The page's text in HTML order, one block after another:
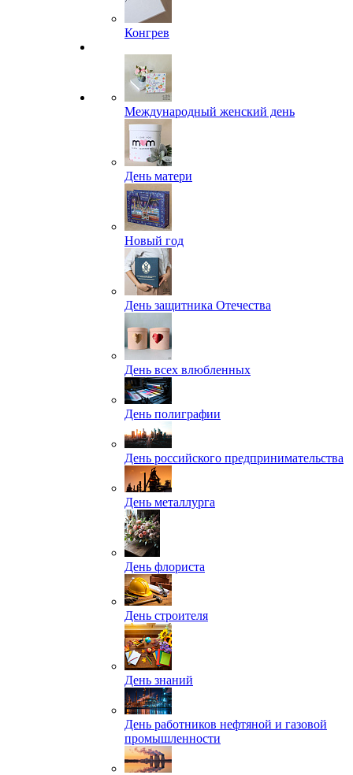
Конгрев
Международный женский день
День матери
Новый год
День защитника Отечества
День всех влюбленных
День полиграфии
День российского предпринимательства
День металлурга
День флориста
День строителя
День знаний
День работников нефтяной и газовой
промышленности